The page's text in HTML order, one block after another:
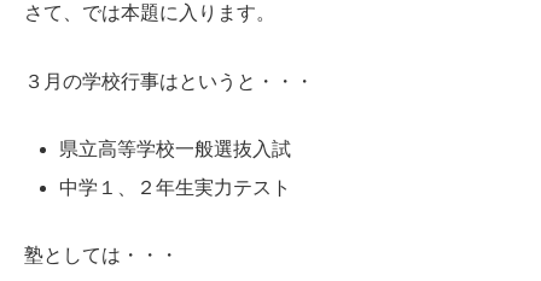
さて、では本題に入ります。
３月の学校行事はというと・・・
県立高等学校一般選抜入試
中学１、２年生実力テスト
塾としては・・・